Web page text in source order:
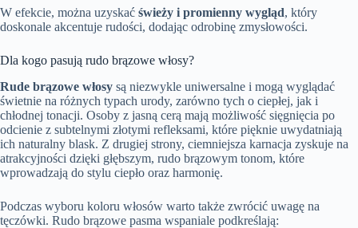
W efekcie, można uzyskać świeży i promienny wygląd, który
doskonale akcentuje rudości, dodając odrobinę zmysłowości.
Dla kogo pasują rudo brązowe włosy?
Rude brązowe włosy są niezwykle uniwersalne i mogą wyglądać
świetnie na różnych typach urody, zarówno tych o ciepłej, jak i
chłodnej tonacji. Osoby z jasną cerą mają możliwość sięgnięcia po
odcienie z subtelnymi złotymi refleksami, które pięknie uwydatniają
ich naturalny blask. Z drugiej strony, ciemniejsza karnacja zyskuje na
atrakcyjności dzięki głębszym, rudo brązowym tonom, które
wprowadzają do stylu ciepło oraz harmonię.
Podczas wyboru koloru włosów warto także zwrócić uwagę na
tęczówki. Rudo brązowe pasma wspaniale podkreślają: